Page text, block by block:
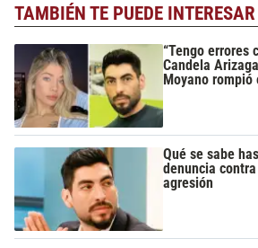
TAMBIÉN TE PUEDE INTERESAR
“Tengo errores
Candela
Moyano
Qué se sabe
denuncia
agresión